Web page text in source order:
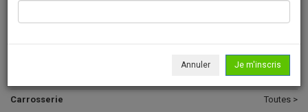
> Rechercher un véhicule
Tous >
Carrosserie Toutes >
Annuler Je m'inscris